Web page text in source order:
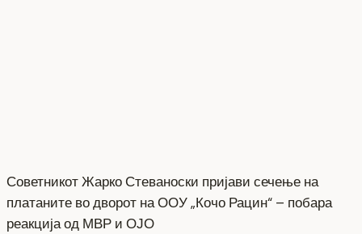
Советникот Жарко Стеваноски пријави сечење на
платаните во дворот на ООУ „Кочо Рацин“ – побара
реакција од МВР и ОЈО